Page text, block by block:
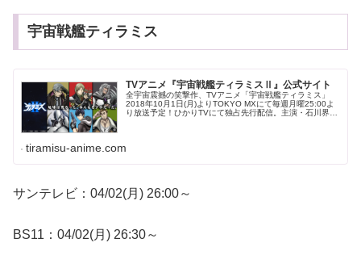
宇宙戦艦ティラミス
TVアニメ『宇宙戦艦ティラミスⅡ』公式サイト
全宇宙震撼の笑撃作、TVアニメ「宇宙戦艦ティラミス」
2018年10月1日(月)よりTOKYO MXにて毎週月曜25:00よ
り放送予定！ひかりTVにて独占先行配信。主演・石川界
tiramisu-anime.com
サンテレビ：04/02(月) 26:00～
BS11：04/02(月) 26:30～